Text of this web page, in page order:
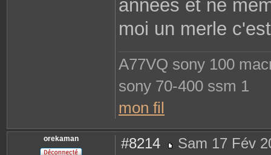
années et ne
moi un merle
A77VQ sony 100
sony 70-400 ssm 1
mon fil
orekaman #8214 Sam 17 Fév